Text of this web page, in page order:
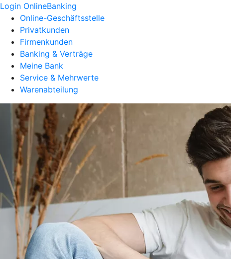
Login OnlineBanking
Online-Geschäftsstelle
Privatkunden
Firmenkunden
Banking & Verträge
Meine Bank
Service & Mehrwerte
Warenabteilung